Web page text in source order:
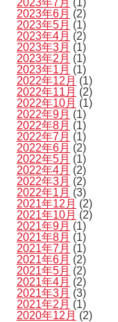
2023年7月 (1)
2023年6月 (2)
2023年5月 (1)
2023年4月 (2)
2023年3月 (1)
2023年2月 (1)
2023年1月 (1)
2022年12月 (1)
2022年11月 (2)
2022年10月 (1)
2022年9月 (1)
2022年8月 (1)
2022年7月 (1)
2022年6月 (2)
2022年5月 (1)
2022年4月 (2)
2022年3月 (2)
2022年1月 (3)
2021年12月 (2)
2021年10月 (2)
2021年9月 (1)
2021年8月 (1)
2021年7月 (1)
2021年6月 (2)
2021年5月 (2)
2021年4月 (2)
2021年3月 (3)
2021年2月 (1)
2020年12月 (2)